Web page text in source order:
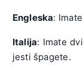
Engleska:
Italija: Imate
jesti špagete.